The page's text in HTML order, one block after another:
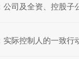
司及全资、控股
际控制人的一致行